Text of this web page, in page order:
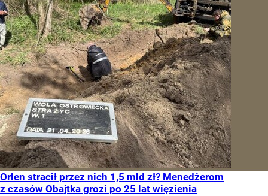
Orlen stracił przez nich 1,5 mld zł? Menedżerom
z czasów Obajtka grozi po 25 lat więzienia